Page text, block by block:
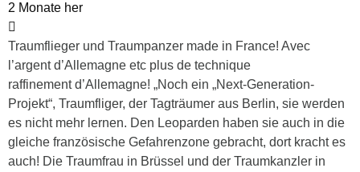
2 Monate her
Traumflieger und Traumpanzer made in France! Avec
l’argent d’Allemagne etc plus de technique
raffinement d’Allemagne! „Noch ein „Next-Generation-
Projekt“, Traumfliger, der Tagträumer aus Berlin, sie werden
es nicht mehr lernen. Den Leoparden haben sie auch in die
gleiche französische Gefahrenzone gebracht, dort kracht es
auch! Die Traumfrau in Brüssel und der Traumkanzler in